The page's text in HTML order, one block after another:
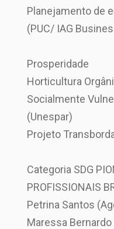
Planejamento de
(PUC/ IAG
Prosperidade
Horticultura
Socialmente
(Unespar)
Projeto
Categoria SDG
PROFISSIONAIS
Petrina Santos
Maressa